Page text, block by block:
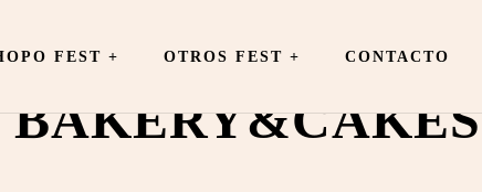
FEST + OTROS FEST + CONTACTO
BAKERY&CAKES